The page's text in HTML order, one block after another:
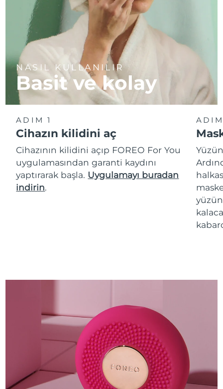
NASIL KULLANILIR
Basit ve kolay
ADIM 1
Cihazın kilidini aç
Cihazının kilidini açıp FOREO For You
uygulamasından garanti kaydını
yaptırarak başla. Uygulamayı buradan
indirin.